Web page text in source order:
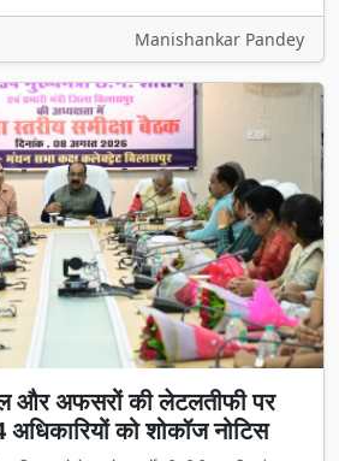
Manishankar Pandey
और अफसरों की लेटलतीफी पर
अधिकारियों को शोकॉज नोटिस